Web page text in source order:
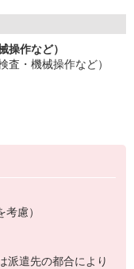
だける方は、ご紹介
、ぜひご応募くださ
操作など）
査・機械操作など）
いものばかり！
ます。
の上で、派遣就業先事
慮）
派遣先の都合により